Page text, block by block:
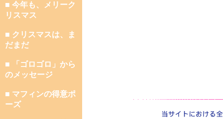
■ 今年も、メリーク
リスマス
■ クリスマスは、ま
だまだ
■ 「ゴロゴロ」から
のメッセージ
■ マフィンの得意ポ
ーズ